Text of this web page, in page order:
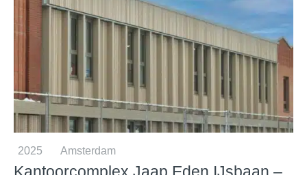
2025 Amsterdam